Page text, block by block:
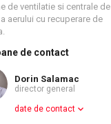
de ventilatie si centrale de
aerului cu recuperare de
de contact
Dorin Salamac
director general
date de contact